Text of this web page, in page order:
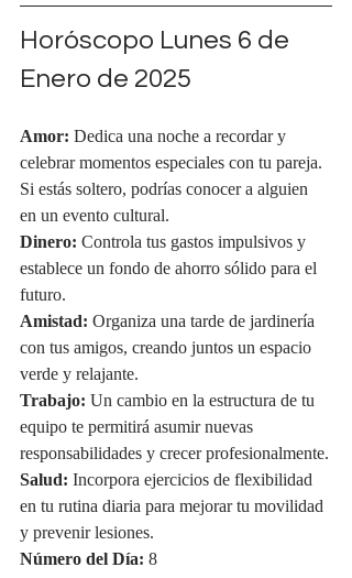
Horóscopo Lunes 6 de
Enero de 2025
Amor: Dedica una noche a recordar y
celebrar momentos especiales con tu pareja.
Si estás soltero, podrías conocer a alguien
en un evento cultural.
Dinero: Controla tus gastos impulsivos y
establece un fondo de ahorro sólido para el
futuro.
Amistad: Organiza una tarde de jardinería
con tus amigos, creando juntos un espacio
verde y relajante.
Trabajo: Un cambio en la estructura de tu
equipo te permitirá asumir nuevas
responsabilidades y crecer profesionalmente.
Salud: Incorpora ejercicios de flexibilidad
en tu rutina diaria para mejorar tu movilidad
y prevenir lesiones.
Número del Día: 8